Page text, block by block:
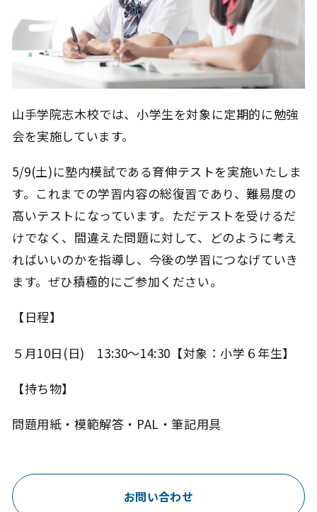
山手学院志木校では、小学生を対象に定期的に勉強
会を実施しています。
5/9(土)に塾内模試である育伸テストを実施いたしま
す。これまでの学習内容の総復習であり、難易度の
高いテストになっています。ただテストを受けるだ
けでなく、間違えた問題に対して、どのように考え
ればいいのかを指導し、今後の学習につなげていき
ます。ぜひ積極的にご参加ください。
【日程】
５月10日(日) 13:30～14:30【対象：小学６年生】
【持ち物】
問題用紙・模範解答・PAL・筆記用具
お問い合わせ